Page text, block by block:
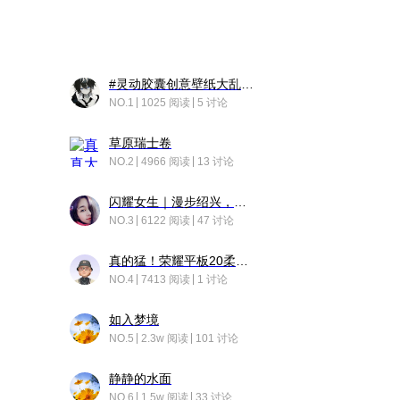
NO.1 1025 阅读 5 讨论
草原瑞士卷
NO.2 4966 阅读 13 讨论
NO.3 6122 阅读 47 讨论
NO.4 7413 阅读 1 讨论
如入梦境
NO.5 2.3w 阅读 101 讨论
静静的水面
NO.6 1.5w 阅读 33 讨论